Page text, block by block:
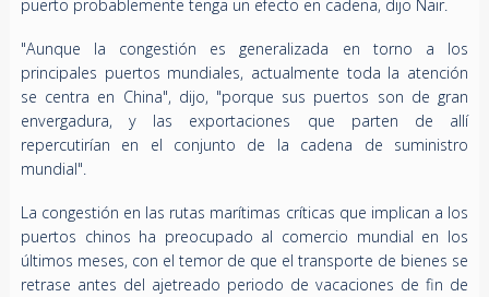
puerto probablemente tenga un efecto en cadena, dijo Nair.
"Aunque la congestión es generalizada en torno a los
principales puertos mundiales, actualmente toda la atención
se centra en China", dijo, "porque sus puertos son de gran
envergadura, y las exportaciones que parten de allí
repercutirían en el conjunto de la cadena de suministro
mundial".
La congestión en las rutas marítimas críticas que implican a los
puertos chinos ha preocupado al comercio mundial en los
últimos meses, con el temor de que el transporte de bienes se
retrase antes del ajetreado periodo de vacaciones de fin de